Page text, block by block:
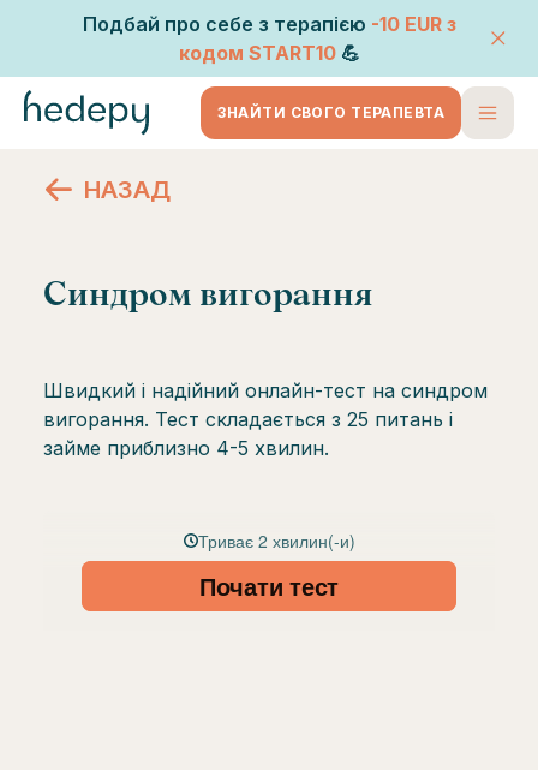
Подбай про себе з терапією -10 EURз
кодом START10💪
ЗНАЙТИ СВОГО ТЕРАПЕВТА
НАЗАД
Синдром вигорання
Швидкий і надійний онлайн-тест на синдром
вигорання. Тест складається з 25 питань і
займе приблизно 4-5 хвилин.